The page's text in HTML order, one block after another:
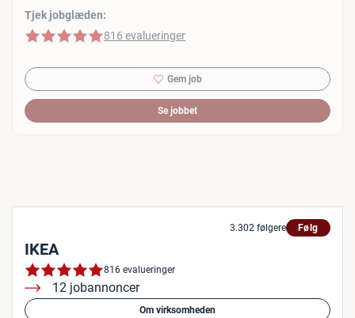
Tjek jobglæden:
5 af 5 stjerner
816 evalueringer
Gem job
Se jobbet
3.302 følgere Følg
IKEA
816 evalueringer
12 jobannoncer
Om virksomheden